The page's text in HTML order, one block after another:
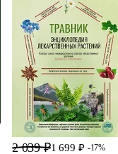
2 039 ₽1 699 ₽ -17%